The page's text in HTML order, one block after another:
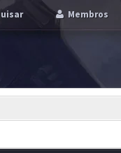
Membros